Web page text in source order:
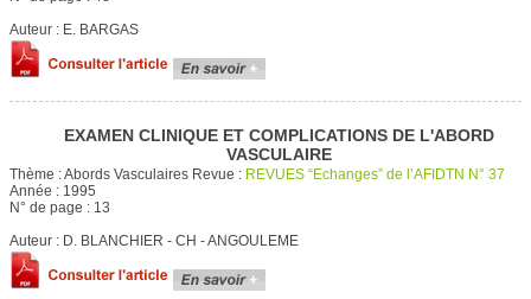
Auteur : E. BARGAS
EXAMEN CLINIQUE ET COMPLICATIONS DE L'ABORD
VASCULAIRE
Thème :Abords Vasculaires Revue : REVUES “Echanges” de l’AFIDTN N° 37
Année : 1995
N° de page : 13
Auteur : D. BLANCHIER - CH - ANGOULEME